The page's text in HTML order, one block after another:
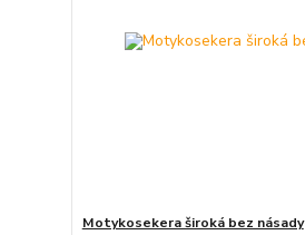
Motykosekera široká bez násady